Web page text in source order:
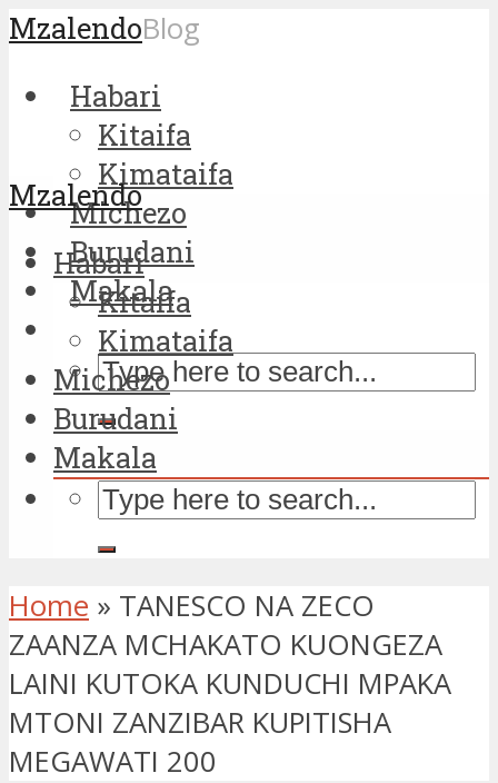
MzalendoBlog
Habari
Kitaifa
Kimataifa
Michezo
Burudani
Makala
Mzalendo
Habari
Kitaifa
Kimataifa
Michezo
Burudani
Makala
Home » TANESCO NA ZECO
ZAANZA MCHAKATO KUONGEZA
LAINI KUTOKA KUNDUCHI MPAKA
MTONI ZANZIBAR KUPITISHA
MEGAWATI 200